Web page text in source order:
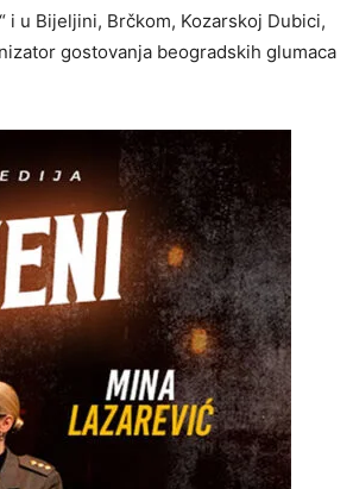
i u Bijeljini, Brčkom, Kozarskoj Dubici,
gostovanja beogradskih glumaca